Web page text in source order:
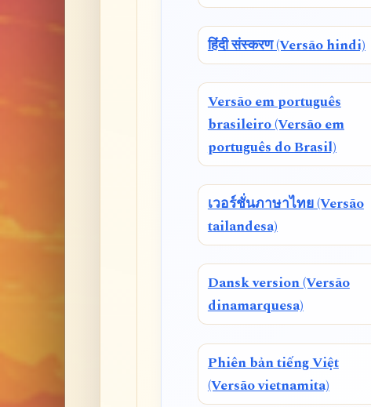
हिंदी संस्करण (Versão hindi)
Versão em português
brasileiro (Versão em
português do Brasil)
เวอร์ชั่นภาษาไทย (Versão
tailandesa)
Dansk version (Versão
dinamarquesa)
Phiên bản tiếng Việt
(Versão vietnamita)